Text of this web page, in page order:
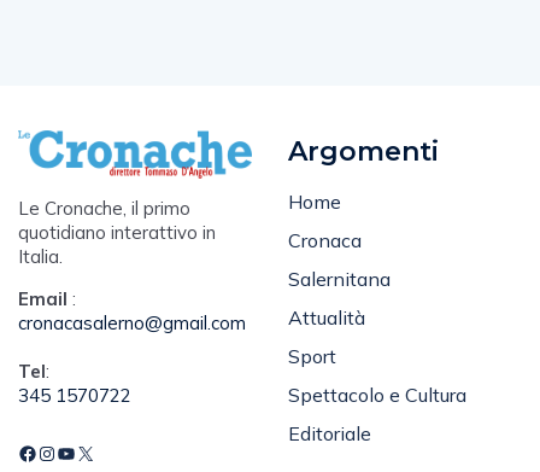
Le Cronache, il primo
quotidiano interattivo in
Italia.
Email :
cronacasalerno@gmail.com
Tel:
345 1570722
Argomenti
Home
Cronaca
Salernitana
Attualità
Sport
Spettacolo e Cultura
Editoriale